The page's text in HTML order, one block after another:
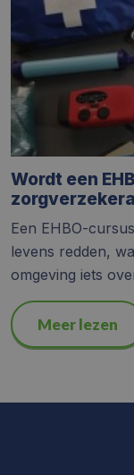
Wordt een
Een EHBO-
levens redden,
omgeving iets
Meer lezen